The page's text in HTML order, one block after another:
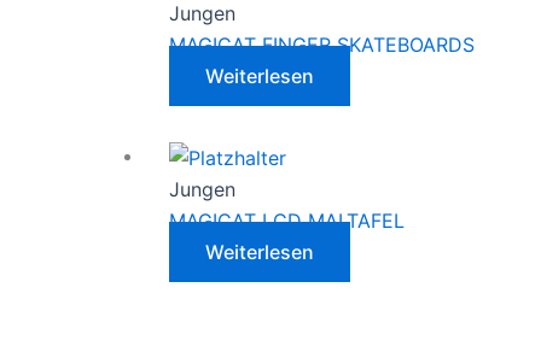
Jungen
MAGICAT FINGER SKATEBOARDS
Weiterlesen
Jungen
MAGICAT LCD MALTAFEL
Weiterlesen